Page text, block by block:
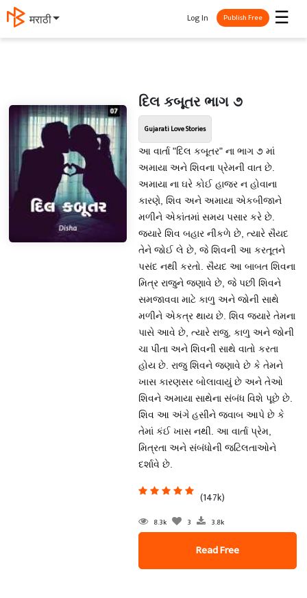
मराठी ☰
Log In Publish Free
દિલ કબૂતર ભાગ ૭
Gujarati Love Stories
આ વાર્તા "દિલ કબૂતર" ના ભાગ ૭ માં
અમાયા અને શિવના પ્રેમની વાત છે.
અમાયા ના ઘરે કોઈ હાજર ન હોવાના
કારણે, શિવ અને અમાયા એકબીજાને
મળીને એકાંતમાં સમય પસાર કરે છે.
જ્યારે શિવ બહાર નીકળે છે, ત્યારે સૈયદ
તેને જોઈ લે છે, જે શિવની આ કરતૂતને
પસંદ નથી કરતો. સૈયદ આ બાબત શિવના
મિત્ર રાજુને જણાવે છે, જે પછી શિવને
સમજાવવા માટે કાળુ અને જોની સાથે
મળીને એકત્ર થાય છે. શિવ જ્યારે તેમના
પાસે આવે છે, ત્યારે રાજુ, કાળુ અને જોની
ચા પીતા અને શિવની સાથે વાતો કરતા
હોય છે. રાજુ શિવને જણાવે છે કે તેમને
ખાસ કારણસર બોલાવાયું છે અને તેઓ
શિવને અમાયા સાથેના સંબંધ વિશે પૂછે છે.
શિવ આ અંગે હસીને જવાબ આપે છે કે
તેમાં કંઈ ખાસ નથી. આ વાર્તા પ્રેમ,
મિત્રતા અને સંબંધોની જટિલતાઓને
દર્શાવે છે.
(147k)
8.3k 3 3.8k
Read Free